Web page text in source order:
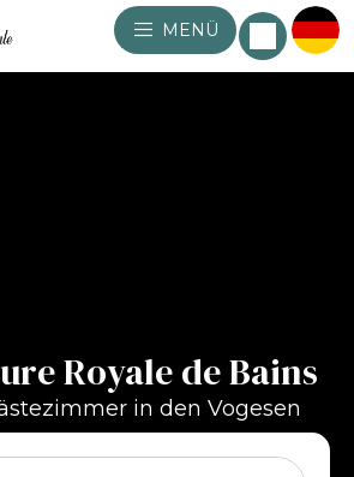
MENÜ
Royale de Bains
in den Vogesen